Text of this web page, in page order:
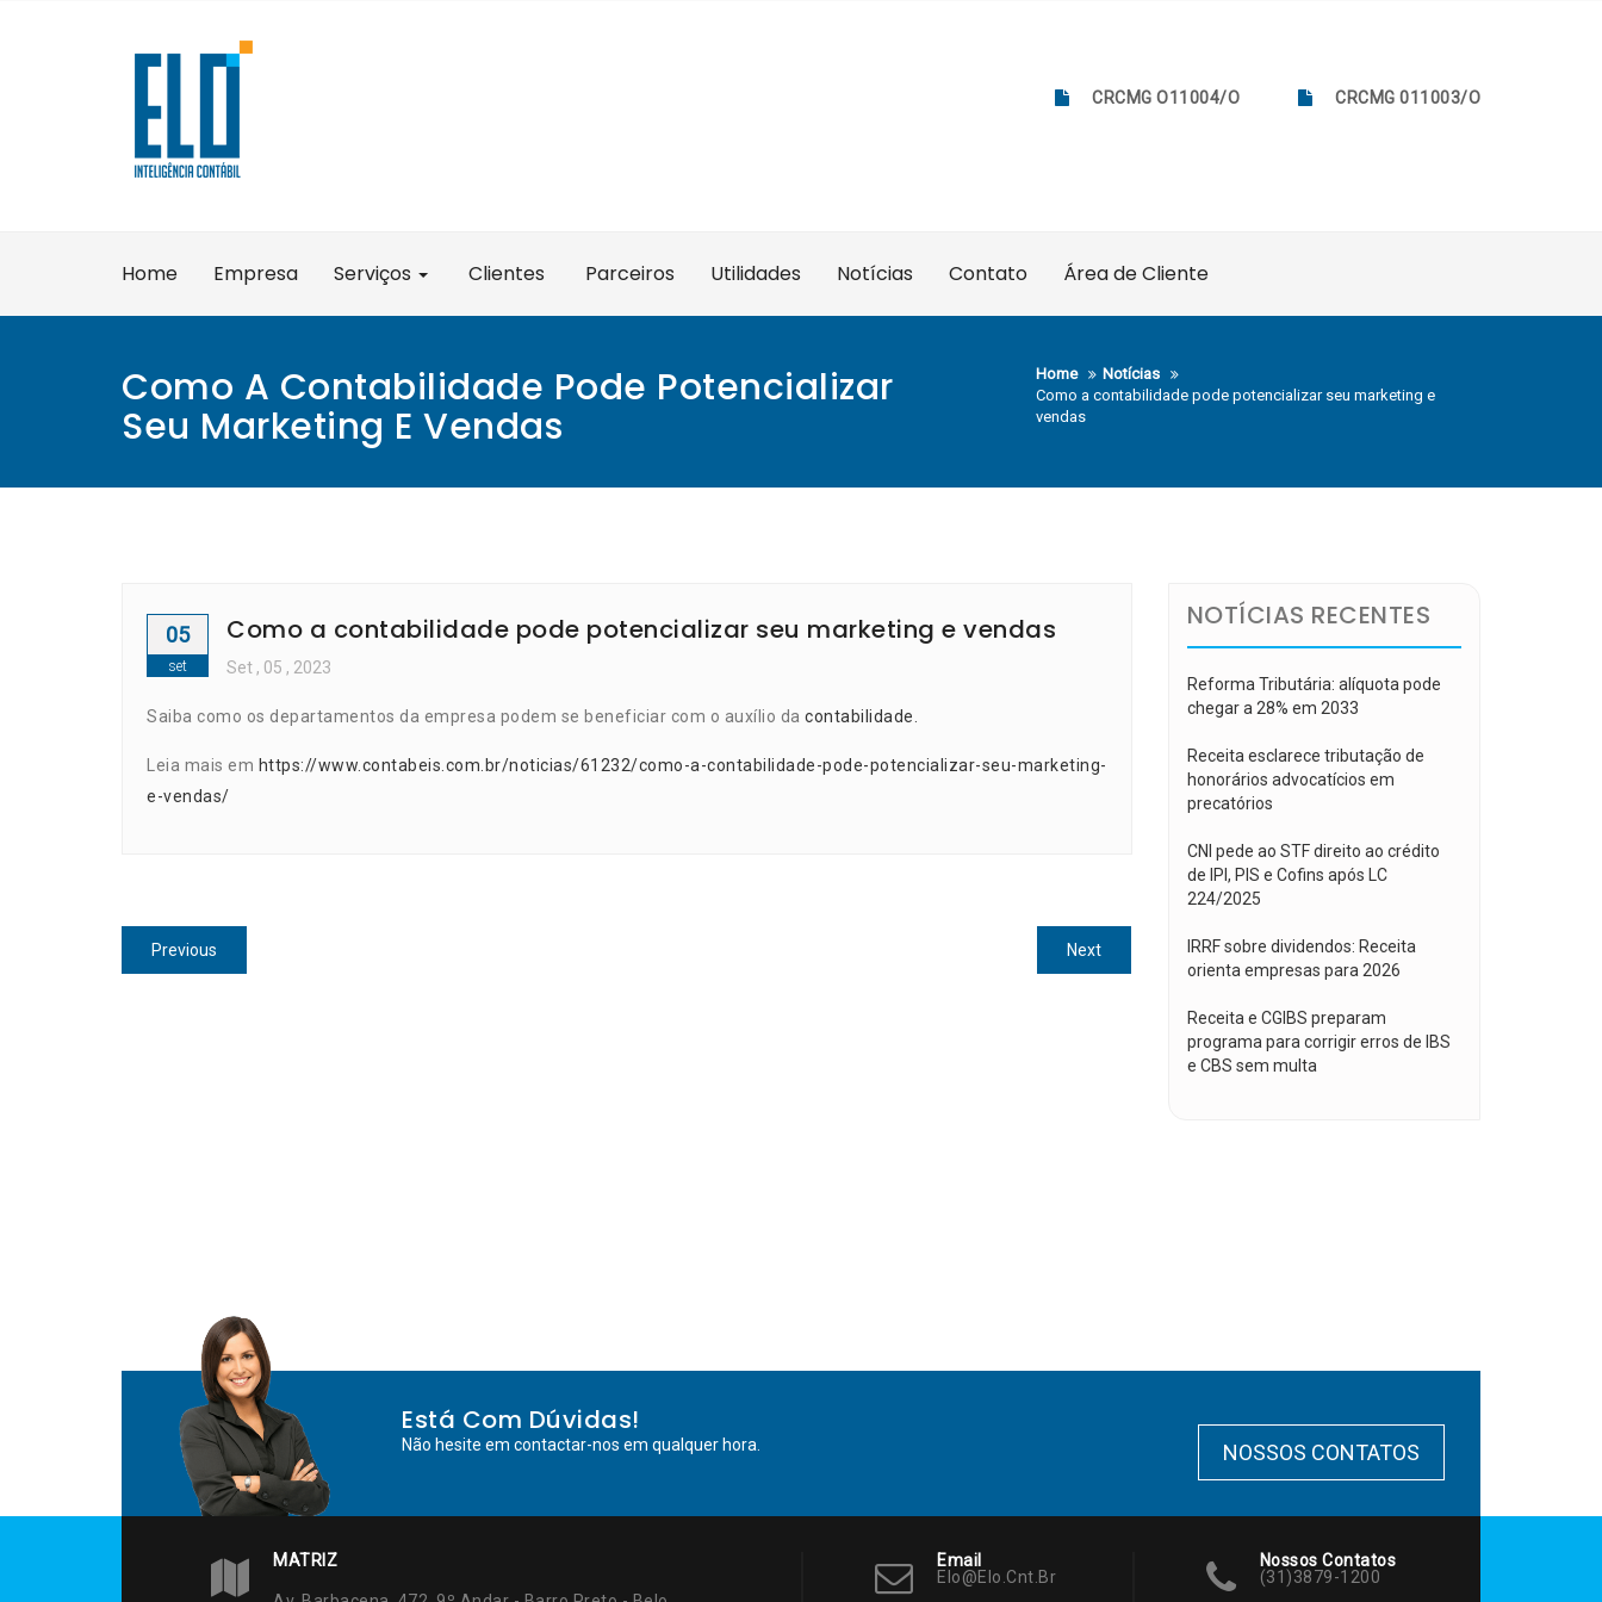
CRCMG O11004/O CRCMG 011003/O
Home Empresa Serviços Clientes Parceiros Utilidades Notícias Contato Área de Cliente
Como A Contabilidade Pode Potencializar
Seu Marketing E Vendas
Home
Notícias
Como a contabilidade pode potencializar seu marketing e
vendas
05
set
Como a contabilidade pode potencializar seu marketing e vendas
Set , 05 , 2023
Saiba como os departamentos da empresa podem se beneficiar com o auxílio da contabilidade.
Leia mais em https://www.contabeis.com.br/noticias/61232/como-a-contabilidade-pode-potencializar-seu-marketing-
e-vendas/
Navegação
de
Previous
post:
NextNext
post:
NOTÍCIAS RECENTES
Reforma Tributária: alíquota pode
chegar a 28% em 2033
Receita esclarece tributação de
honorários advocatícios em
precatórios
CNI pede ao STF direito ao crédito
de IPI, PIS e Cofins após LC
224/2025
IRRF sobre dividendos: Receita
orienta empresas para 2026
Receita e CGIBS preparam
programa para corrigir erros de IBS
e CBS sem multa
Está Com Dúvidas!
Não hesite em contactar-nos em qualquer hora. NOSSOS CONTATOS
MATRIZ
Email
Elo@elo.cnt.br
Nossos Contatos
(31)3879-1200